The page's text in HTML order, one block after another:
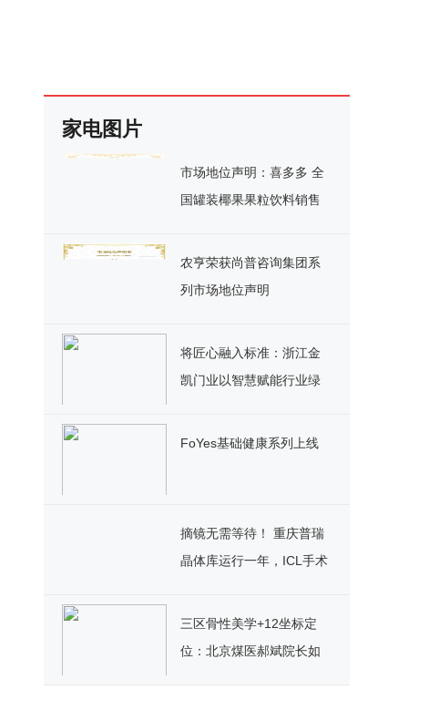
家电图片
市场地位声明：喜多多 全
国罐装椰果果粒饮料销售
农亨荣获尚普咨询集团系
列市场地位声明
将匠心融入标准：浙江金
凯门业以智慧赋能行业绿
FoYes基础健康系列上线
摘镜无需等待！ 重庆普瑞
晶体库运行一年，ICL手术
三区骨性美学+12坐标定
位：北京煤医郝斌院长如